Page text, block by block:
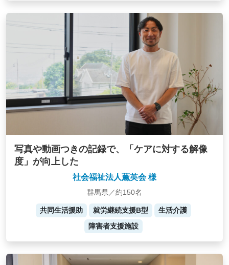
写真や動画つきの記録で、「ケアに対する解像
度」が向上した
社会福祉法人薫英会 様
群馬県／約150名
共同生活援助 就労継続支援B型
生活介護
障害者支援施設